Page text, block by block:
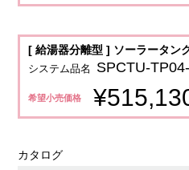
[ 給湯器分離型 ] ソーラータン
システム品名 SPCTU-
希望小売価格
カタログ